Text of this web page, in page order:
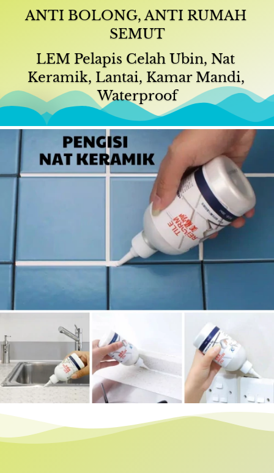
ANTI BOLONG, ANTI RUMAH
SEMUT
LEM Pelapis Celah Ubin, Nat
Keramik, Lantai, Kamar Mandi,
Waterproof